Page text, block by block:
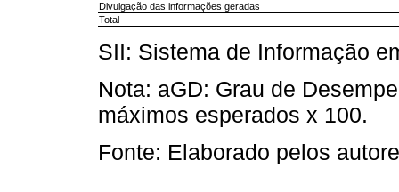
Divulgação das informações geradas
Total
SII: Sistema de Informação
Nota: aGD: Grau de
máximos esperados x 100.
Fonte: Elaborado pelos